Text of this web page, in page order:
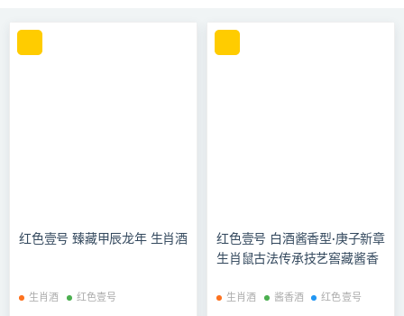
红色壹号 臻藏甲辰龙年 生肖酒
生肖酒 红色壹号
红色壹号 白酒酱香型·庚子新章
生肖鼠古法传承技艺窖藏酱香
生肖酒 酱香酒 红色壹号